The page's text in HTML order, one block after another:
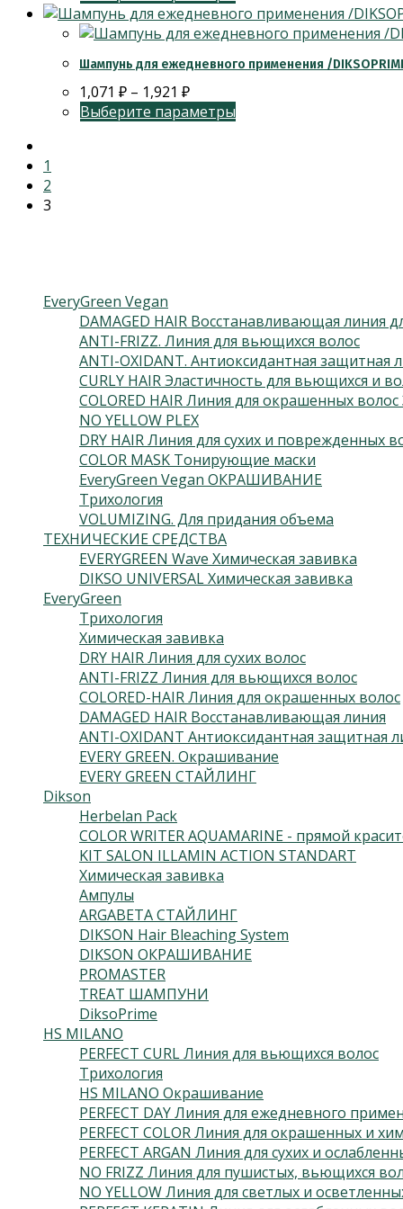
Шампунь для ежедневного применения /DIKSOPRIME
1,071 ₽ – 1,921 ₽
Выберите параметры
1
2
3
EveryGreen Vegan
DAMAGED HAIR Восстанавливающая линия
ANTI-FRIZZ. Линия для вьющихся волос
ANTI-OXIDANT. Антиоксидантная защитная
CURLY HAIR Эластичность для вьющихся и
COLORED HAIR Линия для окрашенных
NO YELLOW PLEX
DRY HAIR Линия для сухих и поврежденных
COLOR MASK Тонирующие маски
EveryGreen Vegan ОКРАШИВАНИЕ
Трихология
VOLUMIZING. Для придания объема
ТЕХНИЧЕСКИЕ СРЕДСТВА
EVERYGREEN Wave Химическая завивка
DIKSO UNIVERSAL Химическая завивка
EveryGreen
Трихология
Химическая завивка
DRY HAIR Линия для сухих волос
ANTI-FRIZZ Линия для вьющихся волос
COLORED-HAIR Линия для окрашенных волос
DAMAGED HAIR Восстанавливающая линия
ANTI-OXIDANT Антиоксидантная защитная
EVERY GREEN. Окрашивание
EVERY GREEN СТАЙЛИНГ
Dikson
Herbelan Pack
COLOR WRITER AQUAMARINE - прямой
KIT SALON ILLAMIN ACTION STANDART
Химическая завивка
Ампулы
ARGABETA СТАЙЛИНГ
DIKSON Hair Bleaching System
DIKSON ОКРАШИВАНИЕ
PROMASTER
TREAT ШАМПУНИ
DiksoPrime
HS MILANO
PERFECT CURL Линия для вьющихся волос
Трихология
HS MILANO Окрашивание
PERFECT DAY Линия для ежедневного
PERFECT COLOR Линия для окрашенных и
PERFECT ARGAN Линия для сухих и
NO FRIZZ Линия для пушистых, вьющихся
NO YELLOW Линия для светлых и